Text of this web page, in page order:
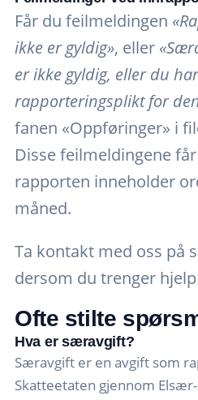
Får du feilmeldingen
ikke er gyldig», eller
er ikke gyldig, eller du
rapporteringsplikt for
fanen «Oppføringer» i
Disse feilmeldingene
rapporten inneholder
måned.
Ta kontakt med oss på
dersom du trenger
Ofte stilte
Hva er særavgift?
Særavgift er en avgift som
Skatteetaten gjennom